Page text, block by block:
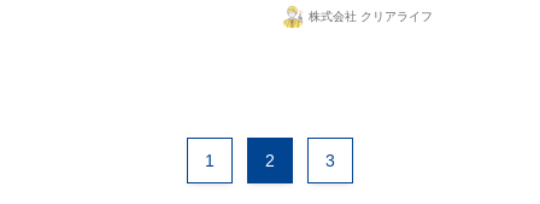
株式会社 クリアライフ
1 2 3